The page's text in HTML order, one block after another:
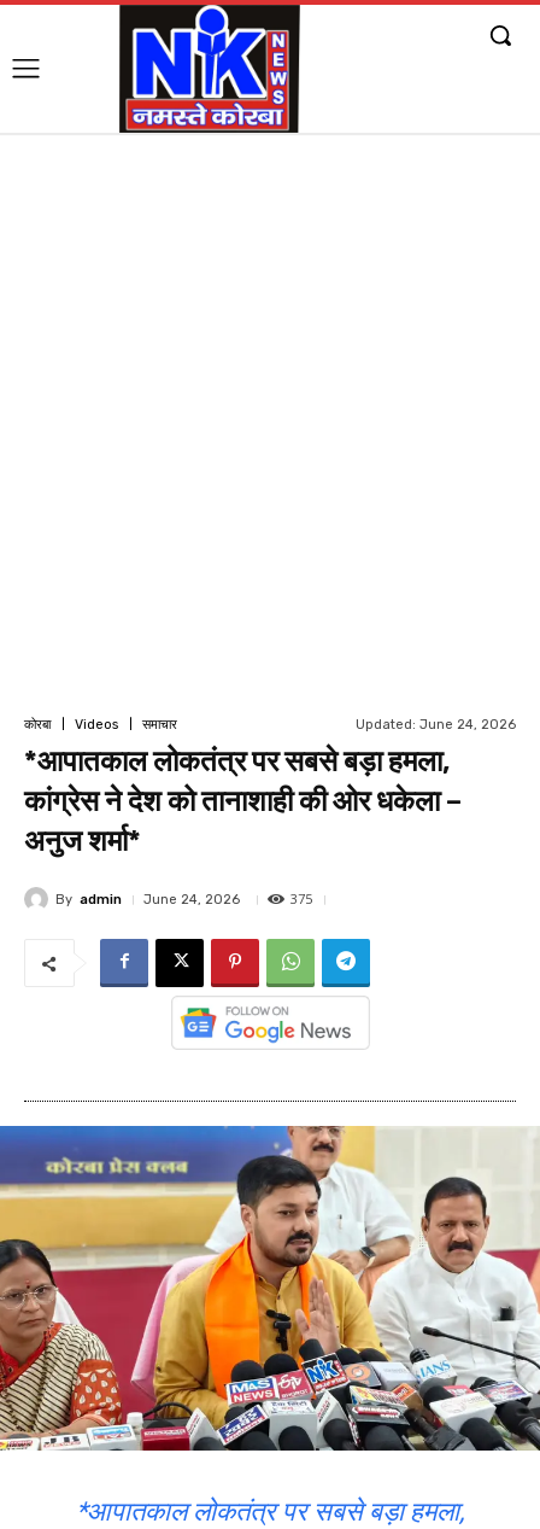
कोरबा Videos समाचार Updated: June 24, 2026
*आपातकाल लोकतंत्र पर सबसे बड़ा हमला,
कांग्रेस ने देश को तानाशाही की ओर धकेला –
अनुज शर्मा*
By admin June 24, 2026 375
*आपातकाल लोकतंत्र पर सबसे बड़ा हमला,